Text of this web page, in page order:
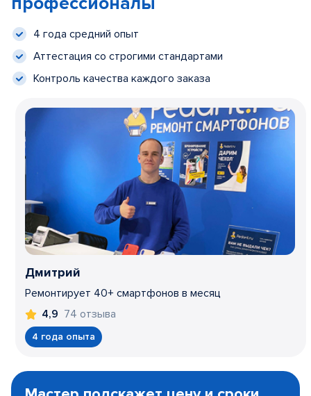
4 года средний опыт
Аттестация со строгими стандартами
Контроль качества каждого заказа
Дмитрий
Ремонтирует 40+ смартфонов в месяц
4,9 74 отзыва
4 года опыта
1